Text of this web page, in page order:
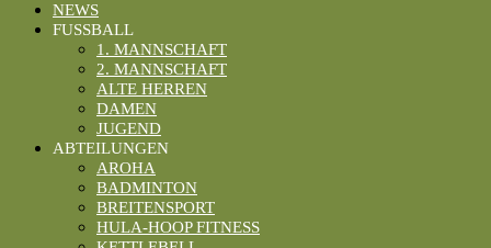
NEWS
FUSSBALL
1. MANNSCHAFT
2. MANNSCHAFT
ALTE HERREN
DAMEN
JUGEND
ABTEILUNGEN
AROHA
BADMINTON
BREITENSPORT
HULA-HOOP FITNESS